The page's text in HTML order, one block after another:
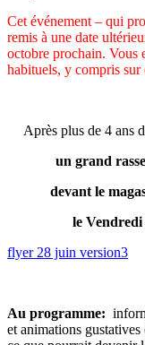
Cet événement – qui
remis à une date
octobre prochain. Vous
habituels, y compris sur
Après plus de 4 ans
un grand
devant le
le Vendredi
flyer 28 juin version3
Au programme:
et animations